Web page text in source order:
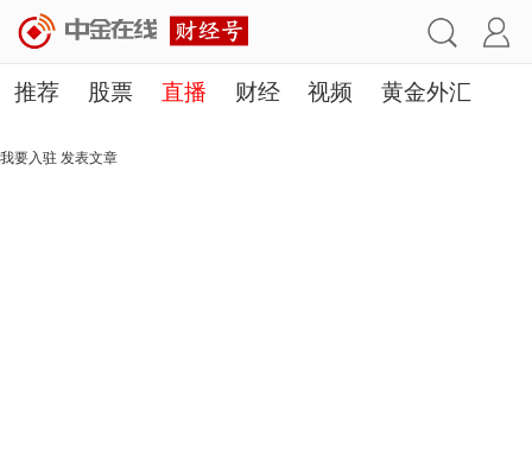
推荐 股票 直播 财经 视频 黄金外汇
理财 行业
我要入驻 发表文章